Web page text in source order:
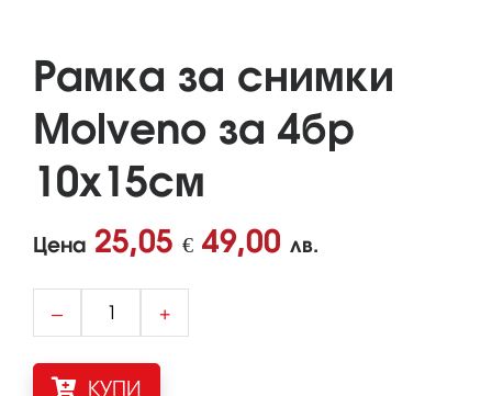
Рамка за снимки
Molveno за 4бр
10x15см
Цена 25,05 € 49,00 лв.
– +
КУПИ